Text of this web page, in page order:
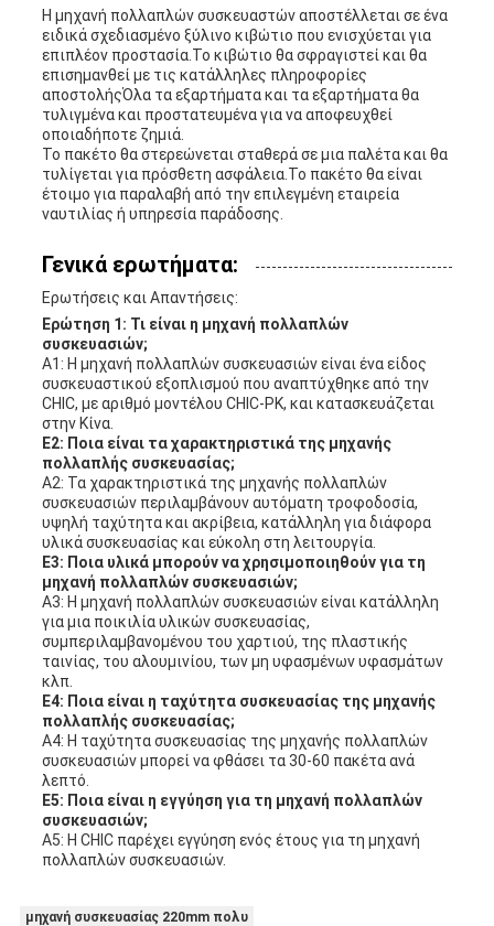
Η μηχανή πολλαπλών συσκευαστών αποστέλλεται σε ένα
ειδικά σχεδιασμένο ξύλινο κιβώτιο που ενισχύεται για
επιπλέον προστασία.Το κιβώτιο θα σφραγιστεί και θα
επισημανθεί με τις κατάλληλες πληροφορίες
αποστολήςΌλα τα εξαρτήματα και τα εξαρτήματα θα
τυλιγμένα και προστατευμένα για να αποφευχθεί
οποιαδήποτε ζημιά.
Το πακέτο θα στερεώνεται σταθερά σε μια παλέτα και θα
τυλίγεται για πρόσθετη ασφάλεια.Το πακέτο θα είναι
έτοιμο για παραλαβή από την επιλεγμένη εταιρεία
ναυτιλίας ή υπηρεσία παράδοσης.
Γενικά ερωτήματα:
Ερωτήσεις και Απαντήσεις:
Ερώτηση 1: Τι είναι η μηχανή πολλαπλών
συσκευασιών;
Α1: Η μηχανή πολλαπλών συσκευασιών είναι ένα είδος
συσκευαστικού εξοπλισμού που αναπτύχθηκε από την
CHIC, με αριθμό μοντέλου CHIC-PK, και κατασκευάζεται
στην Κίνα.
Ε2: Ποια είναι τα χαρακτηριστικά της μηχανής
πολλαπλής συσκευασίας;
Α2: Τα χαρακτηριστικά της μηχανής πολλαπλών
συσκευασιών περιλαμβάνουν αυτόματη τροφοδοσία,
υψηλή ταχύτητα και ακρίβεια, κατάλληλη για διάφορα
υλικά συσκευασίας και εύκολη στη λειτουργία.
Ε3: Ποια υλικά μπορούν να χρησιμοποιηθούν για τη
μηχανή πολλαπλών συσκευασιών;
Α3: Η μηχανή πολλαπλών συσκευασιών είναι κατάλληλη
για μια ποικιλία υλικών συσκευασίας,
συμπεριλαμβανομένου του χαρτιού, της πλαστικής
ταινίας, του αλουμινίου, των μη υφασμένων υφασμάτων
κλπ.
Ε4: Ποια είναι η ταχύτητα συσκευασίας της μηχανής
πολλαπλής συσκευασίας;
Α4: Η ταχύτητα συσκευασίας της μηχανής πολλαπλών
συσκευασιών μπορεί να φθάσει τα 30-60 πακέτα ανά
λεπτό.
Ε5: Ποια είναι η εγγύηση για τη μηχανή πολλαπλών
συσκευασιών;
Α5: Η CHIC παρέχει εγγύηση ενός έτους για τη μηχανή
πολλαπλών συσκευασιών.
μηχανή συσκευασίας 220mm πολυ